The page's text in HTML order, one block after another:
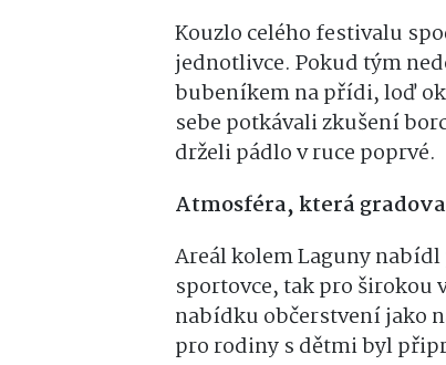
Kouzlo celého festivalu
jednotlivce. Pokud tým
bubeníkem na přídi, loď
sebe potkávali zkušení
drželi pádlo v ruce poprvé.
Atmosféra, která
Areál kolem Laguny
sportovce, tak pro
nabídku občerstvení jako
pro rodiny s dětmi byl